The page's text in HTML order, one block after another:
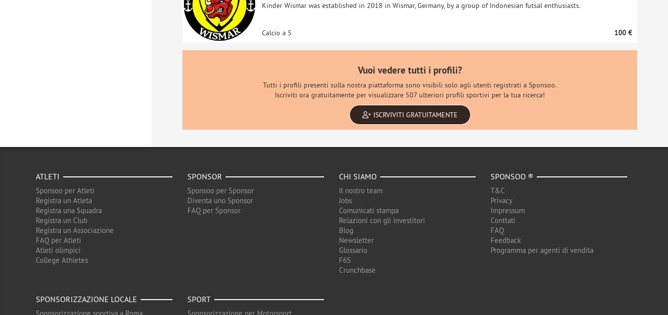
Kinder Wismar was established in 2018 in Wismar, Germany, by a group of Indonesian futsal enthusiasts.
Calcio a 5 100 €
Vuoi vedere tutti i profili?
Tutti i profili presenti sulla nostra piattaforma sono visibili solo agli utenti registrati a Sponsoo.
Iscriviti ora gratuitamente per visualizzare 507 ulteriori profili sportivi per la tua ricerca!
ISCRVIVITI GRATUITAMENTE
ATLETI
Sponsoo per Atleti
Registra un Atleta
Registra una Squadra
Registra un Club
Registra un Associazione
FAQ per Atleti
Atleti olimpici
College Athletes
SPONSOR
Sponsoo per Sponsor
Diventa uno Sponsor
FAQ per Sponsor
CHI SIAMO
Il nostro team
Jobs
Comunicati stampa
Relazioni con gli investitori
Blog
Newsletter
Glossario
F6S
Crunchbase
SPONSOO ®
T&C
Privacy
Impressum
Conttati
FAQ
Feedback
Programma per agenti di vendita
SPONSORIZZAZIONE LOCALE SPORT